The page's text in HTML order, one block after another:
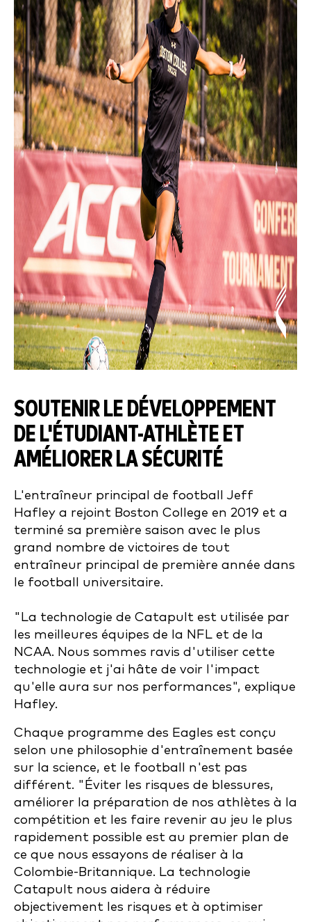
SOUTENIR LE DÉVELOPPEMENT
DE L'ÉTUDIANT-ATHLÈTE ET
AMÉLIORER LA SÉCURITÉ
L'entraîneur principal de football Jeff
Hafley a rejoint Boston College en 2019 et a
terminé sa première saison avec le plus
grand nombre de victoires de tout
entraîneur principal de première année dans
le football universitaire.
"La technologie de Catapult est utilisée par
les meilleures équipes de la NFL et de la
NCAA. Nous sommes ravis d'utiliser cette
technologie et j'ai hâte de voir l'impact
qu'elle aura sur nos performances", explique
Hafley.
Chaque programme des Eagles est conçu
selon une philosophie d'entraînement basée
sur la science, et le football n'est pas
différent. "Éviter les risques de blessures,
améliorer la préparation de nos athlètes à la
compétition et les faire revenir au jeu le plus
rapidement possible est au premier plan de
ce que nous essayons de réaliser à la
Colombie-Britannique. La technologie
Catapult nous aidera à réduire
objectivement les risques et à optimiser